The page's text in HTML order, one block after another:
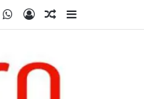
TikTokWhatsApp
Log InRandom Article